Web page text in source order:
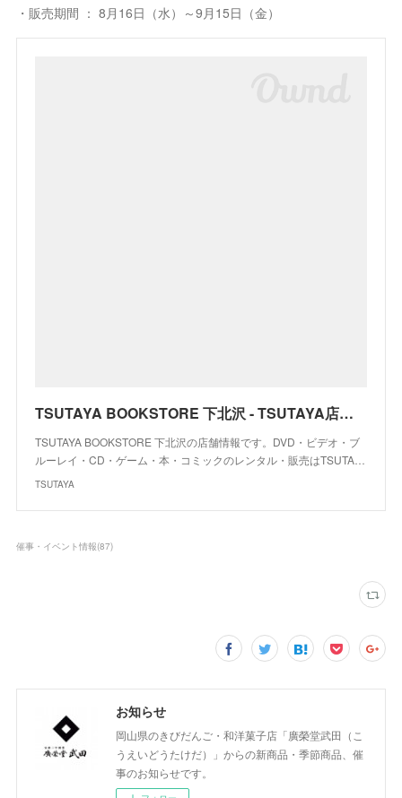
・販売期間 ： 8月16日（水）～9月15日（金）
TSUTAYA BOOKSTORE 下北沢 - TSUTAYA店舗詳細
TSUTAYA BOOKSTORE 下北沢の店舗情報です。DVD・ビデオ・ブ
ルーレイ・CD・ゲーム・本・コミックのレンタル・販売はTSUTA…
TSUTAYA
催事・イベント情報(87)
お知らせ
岡山県のきびだんご・和洋菓子店「廣榮堂武田（こ
うえいどうたけだ）」からの新商品・季節商品、催
事のお知らせです。